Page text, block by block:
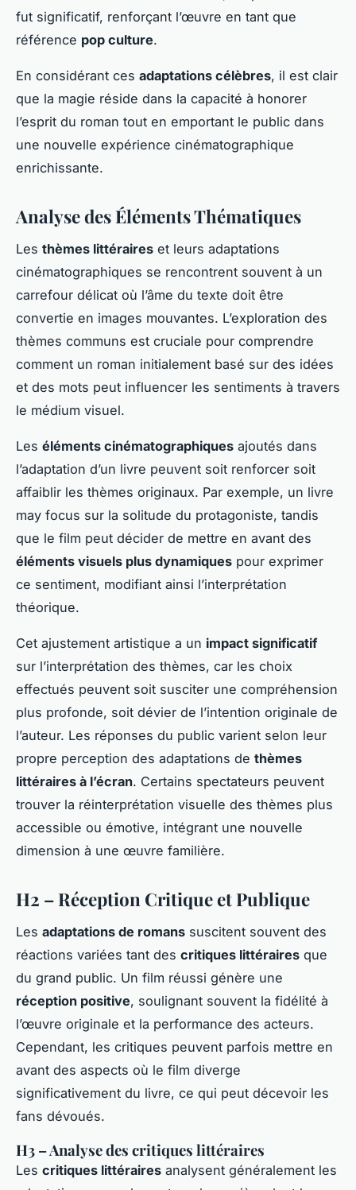
fut significatif, renforçant l’œuvre en tant que
référence pop culture.
En considérant ces adaptations célèbres, il est clair
que la magie réside dans la capacité à honorer
l’esprit du roman tout en emportant le public dans
une nouvelle expérience cinématographique
enrichissante.
Analyse des Éléments Thématiques
Les thèmes littéraires et leurs adaptations
cinématographiques se rencontrent souvent à un
carrefour délicat où l’âme du texte doit être
convertie en images mouvantes. L’exploration des
thèmes communs est cruciale pour comprendre
comment un roman initialement basé sur des idées
et des mots peut influencer les sentiments à travers
le médium visuel.
Les éléments cinématographiques ajoutés dans
l’adaptation d’un livre peuvent soit renforcer soit
affaiblir les thèmes originaux. Par exemple, un livre
may focus sur la solitude du protagoniste, tandis
que le film peut décider de mettre en avant des
éléments visuels plus dynamiques pour exprimer
ce sentiment, modifiant ainsi l’interprétation
théorique.
Cet ajustement artistique a un impact significatif
sur l’interprétation des thèmes, car les choix
effectués peuvent soit susciter une compréhension
plus profonde, soit dévier de l’intention originale de
l’auteur. Les réponses du public varient selon leur
propre perception des adaptations de thèmes
littéraires à l’écran. Certains spectateurs peuvent
trouver la réinterprétation visuelle des thèmes plus
accessible ou émotive, intégrant une nouvelle
dimension à une œuvre familière.
H2 – Réception Critique et Publique
Les adaptations de romans suscitent souvent des
réactions variées tant des critiques littéraires que
du grand public. Un film réussi génère une
réception positive, soulignant souvent la fidélité à
l’œuvre originale et la performance des acteurs.
Cependant, les critiques peuvent parfois mettre en
avant des aspects où le film diverge
significativement du livre, ce qui peut décevoir les
fans dévoués.
H3 – Analyse des critiques littéraires
Les critiques littéraires analysent généralement les